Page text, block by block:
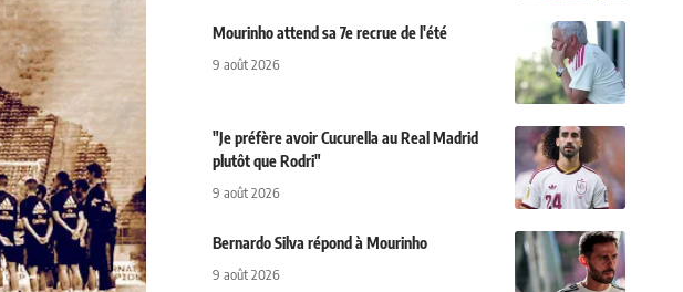
Mourinho attend sa 7e recrue de l'été
9 août 2026
"Je préfère avoir Cucurella au Real Madrid
plutôt que Rodri"
9 août 2026
Bernardo Silva répond à Mourinho
9 août 2026